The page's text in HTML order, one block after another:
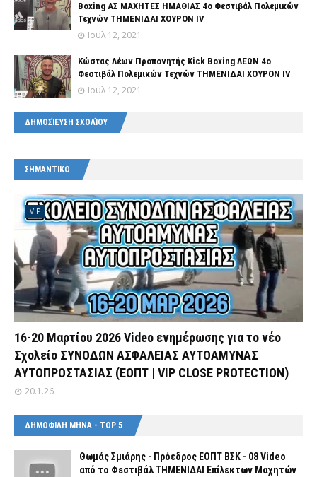
Boxing ΑΣ ΜΑΧΗΤΕΣ ΗΜΑΘΙΑΣ 4o Φεστιβάλ Πολεμικών
Τεχνών ΤΗΜΕΝΙΔΑΙ ΧΟΥΡΟΝ IV
Ιουλ 12, 2021
Κώστας Λέων Προπονητής Kick Boxing ΛΕΩΝ 4o
Φεστιβάλ Πολεμικών Τεχνών ΤΗΜΕΝΙΔΑΙ ΧΟΥΡΟΝ ΙV
Ιουλ 12, 2021
ΔΗΜΟΣΊΕΥΣΗ ΣΧΟΛΊΟΥ
ΣΗΜΑΝΤΙΚΟ
VIP
16-20 Μαρτίου 2026 Video ενημέρωσης για το νέο
Σχολείο ΣΥΝΟΔΩΝ ΑΣΦΑΛΕΙΑΣ ΑΥΤΟΑΜΥΝΑΣ
ΑΥΤΟΠΡΟΣΤΑΣΙΑΣ (ΕΟΠΤ | VIP CLOSE PROTECTION)
20.1.26
ΔΗΜΟΦΙΛΗ ΜΗΝΑ - TOP 5
Θωμάς Σμιάρης - Πρόεδρος ΕΟΠΤ ΒΣΚ - 08 Video
από το Φεστιβάλ ΤΗΜΕΝΙΔΑΙ Επίλεκτων Μαχητών